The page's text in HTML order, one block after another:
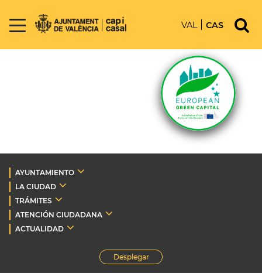
VAL CAS
AYUNTAMIENTO
LA CIUDAD
TRÁMITES
ATENCIÓN CIUDADANA
ACTUALIDAD
Desplegar